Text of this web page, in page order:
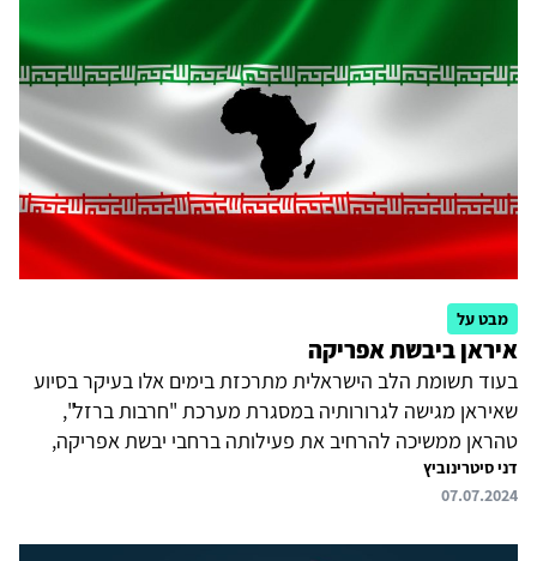
ומשקפת מאבק על הגדרת הסדר האזורי החדש. מבחינת
מדינות אפריקה עצמן, מדובר במגמה כפולה: הזדמנות
להשקעות אדירות ולתשתיות מודרניות, אך גם סכנה לתלות
כלכלית ולמעורבות פוליטית חיצונית שעלולה להחריף חיכוכים
קיימים וליצור חדשים....
מבט על
איראן ביבשת אפריקה
בעוד תשומת הלב הישראלית מתרכזת בימים אלו בעיקר בסיוע
שאיראן מגישה לגרורותיה במסגרת מערכת "חרבות ברזל",
טהראן ממשיכה להרחיב את פעילותה ברחבי יבשת אפריקה,
באופן שמגביר את האיום על האינטרסים המדיניים, הביטחוניים
והכלכליים של ישראל ביבשת זו. לאור זאת, על ישראל לגבש
דני סיטרינוביץ
07.07.2024